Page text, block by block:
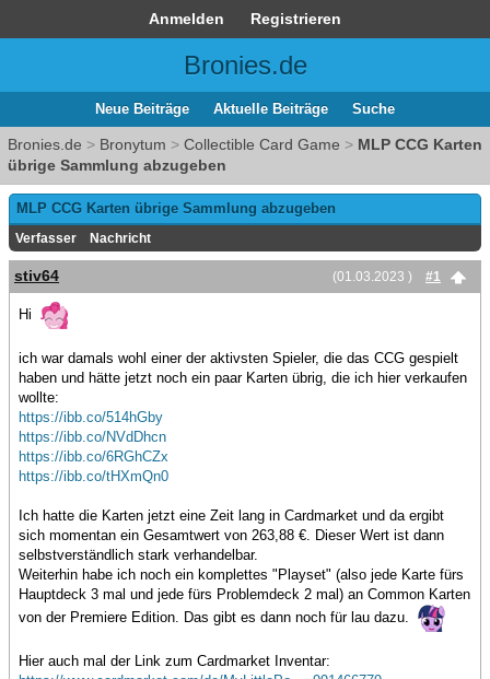
Anmelden Registrieren
Bronies.de
Neue Beiträge Aktuelle Beiträge Suche
Bronies.de > Bronytum > Collectible Card Game > MLP CCG Karten
übrige Sammlung abzugeben
MLP CCG Karten übrige Sammlung abzugeben
Verfasser Nachricht
(01.03.2023 ) #1
stiv64
Hi
ich war damals wohl einer der aktivsten Spieler, die das CCG gespielt
haben und hätte jetzt noch ein paar Karten übrig, die ich hier verkaufen
wollte:
https://ibb.co/514hGby
https://ibb.co/NVdDhcn
https://ibb.co/6RGhCZx
https://ibb.co/tHXmQn0
Ich hatte die Karten jetzt eine Zeit lang in Cardmarket und da ergibt
sich momentan ein Gesamtwert von 263,88 €. Dieser Wert ist dann
selbstverständlich stark verhandelbar.
Weiterhin habe ich noch ein komplettes "Playset" (also jede Karte fürs
Hauptdeck 3 mal und jede fürs Problemdeck 2 mal) an Common Karten
von der Premiere Edition. Das gibt es dann noch für lau dazu.
Hier auch mal der Link zum Cardmarket Inventar: